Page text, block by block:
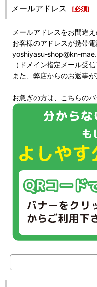
メールアドレス [必須]
メールアドレスをお間違
お客様のアドレスが携帯
yoshiyasu-shop@kn-
（ドメイン指定メール受
また、弊店からのお返事
お急ぎの方は、こちらのバ